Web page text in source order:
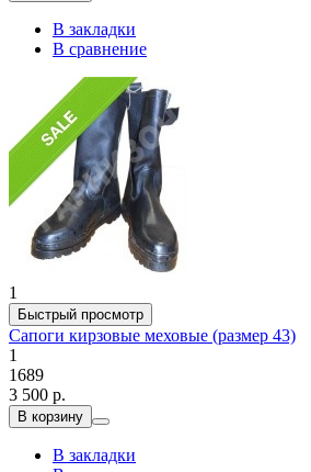
В закладки
В сравнение
1
Быстрый просмотр
Сапоги кирзовые меховые (размер 43)
1
1689
3 500 р.
В корзину
В закладки